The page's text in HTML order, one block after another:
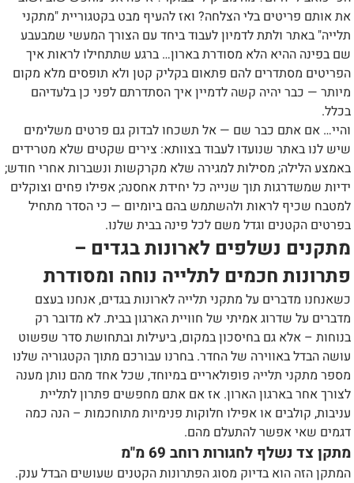
את אותם פריטים בלי הצלחה? ואז להעיף מבט בקטגוריית "מתקני
תלייה" באתר ולתת לדמיון לעבוד ביחד עם הצורך המעשי שמבעבע
שם בפינה ההיא הלא מסודרת בארון… ברגע שתתחילו לראות איך
הפריטים מסתדרים להם פתאום בקליק קטן ולא תופסים מלא מקום
מיותר — כבר יהיה קשה לדמיין איך הסתדרתם לפני כן בלעדיהם
בכלל.
והיי… אם אתם כבר שם — אל תשכחו לבדוק גם פרטים משלימים
שיש לנו באתר שנועדו לעבוד בצוותא: צירים שקטים שלא מטרידים
באמצע הלילה; מסילות למגירה שלא מקרקשות ונשברות אחרי חודש;
ידיות שמשדרגות תוך שנייה כל יחידת אחסנה; אפילו פחים וצוקלים
למטבח שכיף לראות ולהשתמש בהם ביומיום — כי הסדר מתחיל
בפרטים הקטנים וגדל משם לכל פינה בבית שלנו.
מתקנים נשלפים לארונות בגדים –
פתרונות חכמים לתלייה נוחה ומסודרת
כשאנחנו מדברים על מתקני תלייה לארונות בגדים, אנחנו בעצם
מדברים על שדרוג אמיתי של חוויית הארגון בבית. לא מדובר רק
בנוחות – אלא גם בחיסכון במקום, ביעילות ובתחושת סדר שפשוט
עושה הבדל באווירה של החדר. בחרנו עבורכם מתוך הקטגוריה שלנו
מספר מתקני תלייה פופולאריים במיוחד, שכל אחד מהם נותן מענה
לצורך אחר בארגון הארון. אז אם אתם מחפשים פתרון לתליית
עניבות, קולבים או אפילו חלוקות פנימיות מתוחכמות – הנה כמה
דגמים שאי אפשר להתעלם מהם.
מתקן צד נשלף לחגורות רוחב 69 מ"מ
המתקן הזה הוא בדיוק מסוג הפתרונות הקטנים שעושים הבדל ענק.